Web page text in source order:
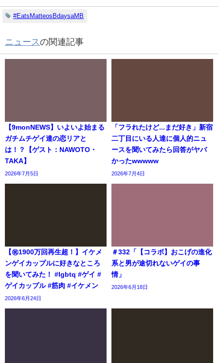
#EatsMatteosBdaysaMB
ニュースの関連記事
【9monNEWS】いよいよ始まる
ガチムチゲイ達の恋リアと
は！？【ゲスト：NAWOTO・
TAKA】
2026年7月5日
「フラれたけど...まだ好き」新宿
二丁目にいる人達に個人的ニュ
ースを聞いてみたら回答がヤバ
かったwwwww
2026年7月4日
【㊗️1900万回再生超！】イケメ
ンゲイカップルに好きなところ
を聞いてみた！ #lgbtq #ゲイ #
ゲイカップル #筋肉 #イケメン
2026年6月24日
＃332「【コラボ】おこげの進化
系と男が途切れないゲイの事
情」
2026年6月18日